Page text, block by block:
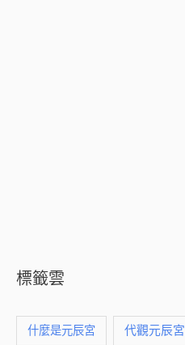
標籤雲
什麼是元辰宮 代觀元辰宮